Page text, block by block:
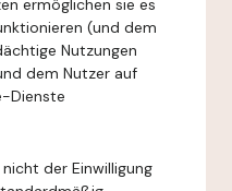
ermöglichen sie es
(und dem
Nutzungen
dem Nutzer auf
Dienste
der Einwilligung